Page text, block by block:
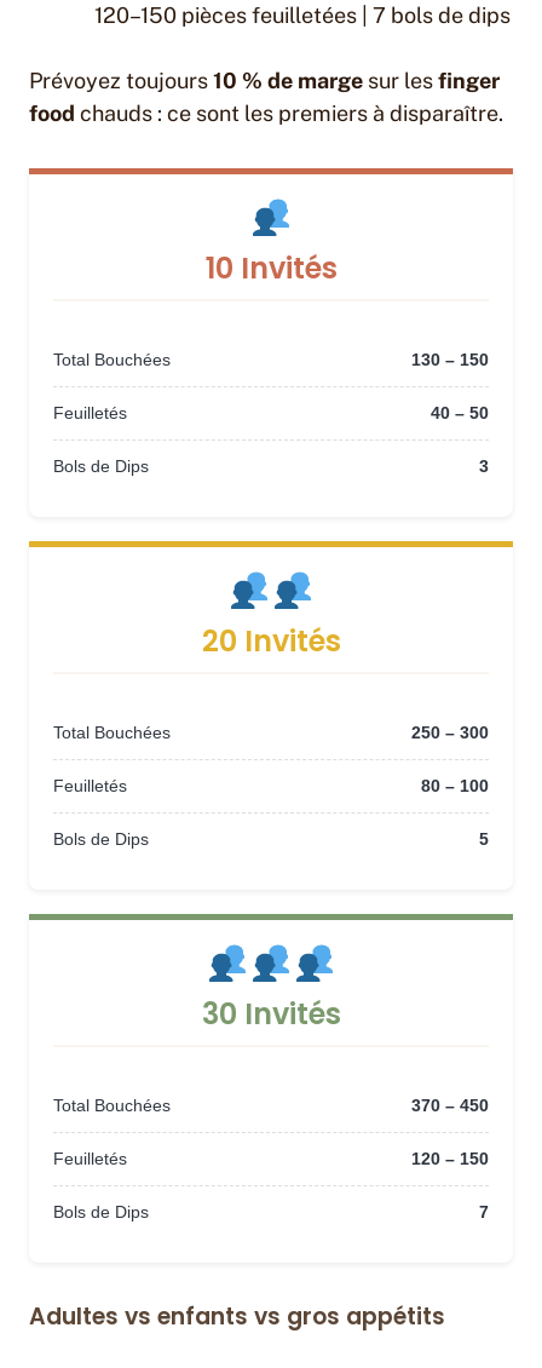
120–150 pièces feuilletées | 7 bols de dips
Prévoyez toujours10 % de marge sur lesfinger
food chauds : ce sont les premiers à disparaître.
10 Invités
Total Bouchées 130 – 150
Feuilletés 40 – 50
Bols de Dips 3
20 Invités
Total Bouchées 250 – 300
Feuilletés 80 – 100
Bols de Dips 5
30 Invités
Total Bouchées 370 – 450
Feuilletés 120 – 150
Bols de Dips 7
Adultes vs enfants vs gros appétits